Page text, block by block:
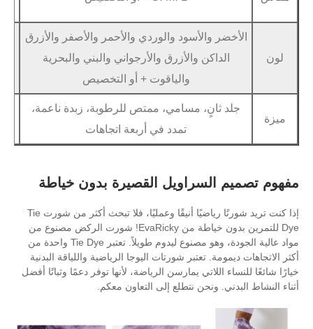
أوديإم
والأسود والوردي والأحمر والأصفر والأزرق
والأزرق والأرجواني والبني والبحرية
والياقوت + أو التخصيص
شحن
الشحن
مسامي، ممتص للرطوبة، زبدة ناعمة،
تمدد في أربعة اتجاهات
قسط
القصيرة بدون خياطة
إذا كنت تريد شورتًا رياضيًا أنيقًا وعمليًا، فلا تبحث أكثر من شورت Tie
Dye للتمرين بدون خياطة من EvaRicky! شورت الركض مصنوع من
مواد عالية الجودة، وهو مصنوع ليدوم طويلاً. تعتبر Tie Dye واحدة من
تعتبر شورتات اليوجا الرياضية واللياقة البدنية
يمارسن الرياضة، لأنها توفر دعمًا وثباتًا أفضل
ونحن نتطلع إلى التعاون معكم.